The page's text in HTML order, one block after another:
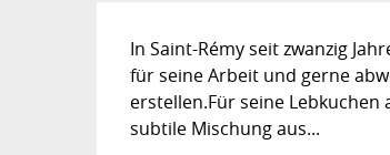
In Saint-Rémy seit zwanzig
für seine Arbeit und gerne
erstellen.Für seine
subtile Mischung aus...